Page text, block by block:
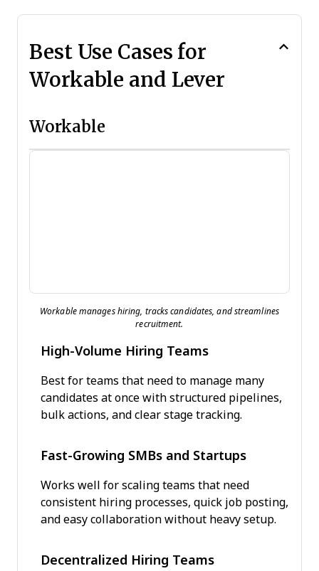
Best Use Cases for
Workable and Lever
Workable
Workable manages hiring, tracks candidates, and streamlines
recruitment.
High-Volume Hiring Teams
Best for teams that need to manage many
candidates at once with structured pipelines,
bulk actions, and clear stage tracking.
Fast-Growing SMBs and Startups
Works well for scaling teams that need
consistent hiring processes, quick job posting,
and easy collaboration without heavy setup.
Decentralized Hiring Teams